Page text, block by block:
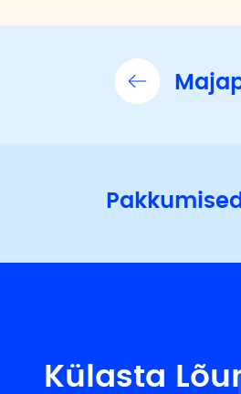
Pakkumised
Külasta